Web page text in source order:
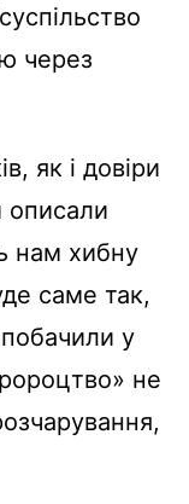
через
як і довіри
описали
нам хибну
саме так,
у
не